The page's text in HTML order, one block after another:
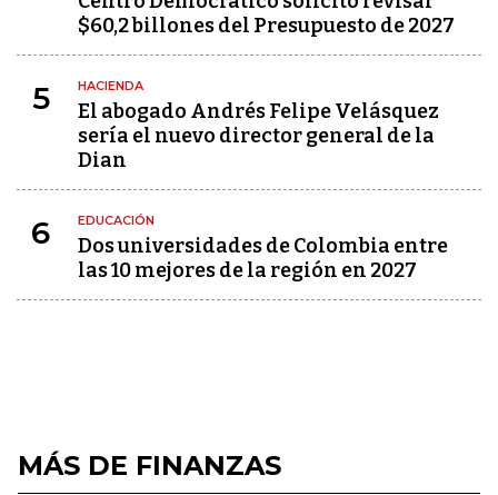
$60,2 billones del Presupuesto de 2027
5 HACIENDA
El abogado Andrés Felipe Velásquez
sería el nuevo director general de la
Dian
6 EDUCACIÓN
Dos universidades de Colombia entre
las 10 mejores de la región en 2027
MÁS DE FINANZAS